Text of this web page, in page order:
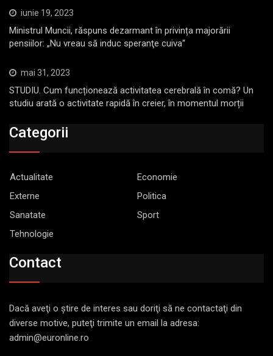
iunie 19, 2023
Ministrul Muncii, răspuns dezarmant în privința majorării
pensiilor: „Nu vreau să induc speranţe cuiva“
mai 31, 2023
STUDIU. Cum funcționează activitatea cerebrală în comă? Un
studiu arată o activitate rapidă în creier, în momentul morții
Categorii
Actualitate
Economie
Externe
Politica
Sanatate
Sport
Tehnologie
Contact
Dacă aveţi o ştire de interes sau doriţi să ne contactaţi din
diverse motive, puteţi trimite un email la adresa:
admin@euronline.ro